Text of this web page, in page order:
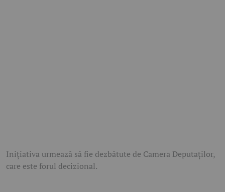
Inițiativa urmează să fie dezbătute de Camera Deputaților,
care este forul decizional.